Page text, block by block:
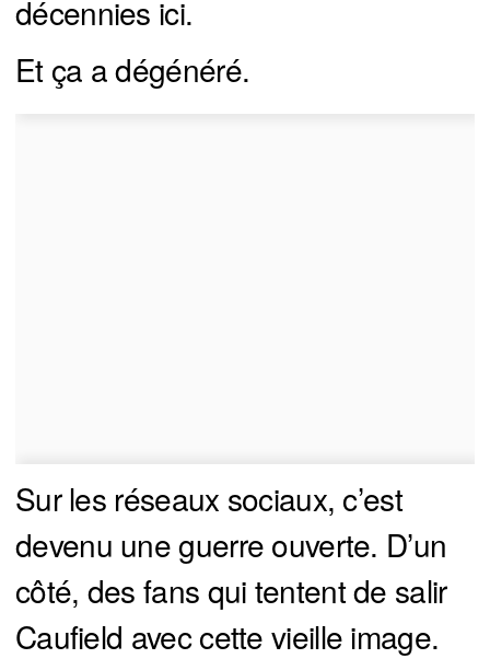
décennies ici.
Et ça a dégénéré.
Sur les réseaux sociaux, c’est
devenu une guerre ouverte. D’un
côté, des fans qui tentent de salir
Caufield avec cette vieille image.